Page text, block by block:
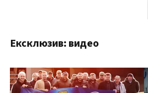
Ексклюзив: видео